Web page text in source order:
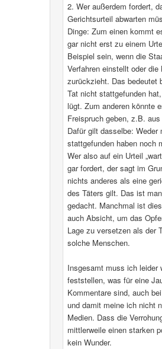
2. Wer außerdem fordert,
Gerichtsurteil abwarten
Dinge: Zum einen kommt
gar nicht erst zu einem
Beispiel sein, wenn die
Verfahren einstellt oder
zurückzieht. Das bedeutet
Tat nicht stattgefunden
lügt. Zum anderen könnte
Freispruch geben, z.B.
Dafür gilt dasselbe: Weder
stattgefunden haben noch
Wer also auf ein Urteil
gar fordert, der sagt im
nichts anderes als eine
des Täters gilt. Das ist
gedacht. Manchmal ist
auch Absicht, um das
Lage zu versetzen als der
solche Menschen.
Insgesamt muss ich leider
feststellen, was für eine
Kommentare sind, auch
und damit meine ich nicht
Medien. Dass die
mittlerweile einen starken
kein Wunder.